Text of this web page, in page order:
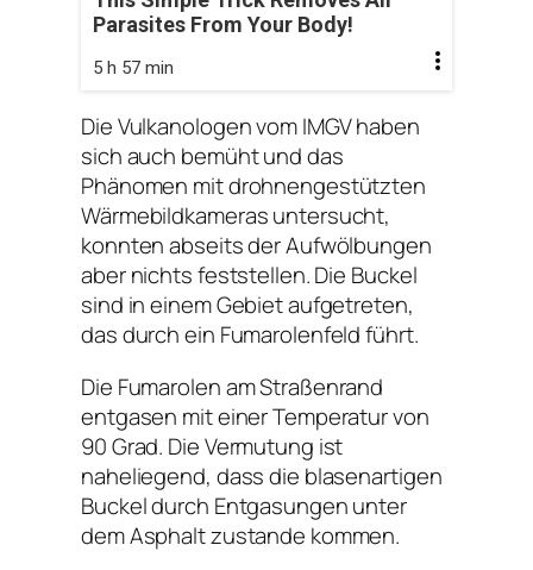
Parasites From Your Body!
5 h 57 min
Die Vulkanologen vom IMGV haben
sich auch bemüht und das
Phänomen mit drohnengestützten
Wärmebildkameras untersucht,
konnten abseits der Aufwölbungen
aber nichts feststellen. Die Buckel
sind in einem Gebiet aufgetreten,
das durch ein Fumarolenfeld führt.
Die Fumarolen am Straßenrand
entgasen mit einer Temperatur von
90 Grad. Die Vermutung ist
naheliegend, dass die blasenartigen
Buckel durch Entgasungen unter
dem Asphalt zustande kommen.